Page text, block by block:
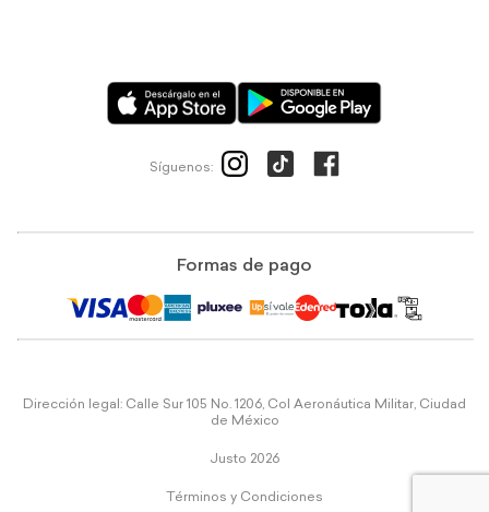
Síguenos:
Formas de pago
Dirección legal: Calle Sur 105 No. 1206, Col Aeronáutica Militar, Ciudad
de México
Justo 2026
Términos y Condiciones